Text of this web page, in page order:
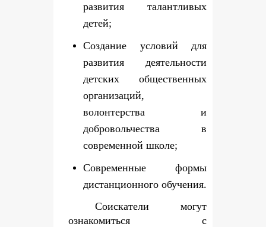
развития талантливых
детей;
Создание условий для
развития деятельности
детских общественных
организаций,
волонтерства и
добровольчества в
современной школе;
Современные формы
дистанционного обучения.
Соискатели могут
ознакомиться с